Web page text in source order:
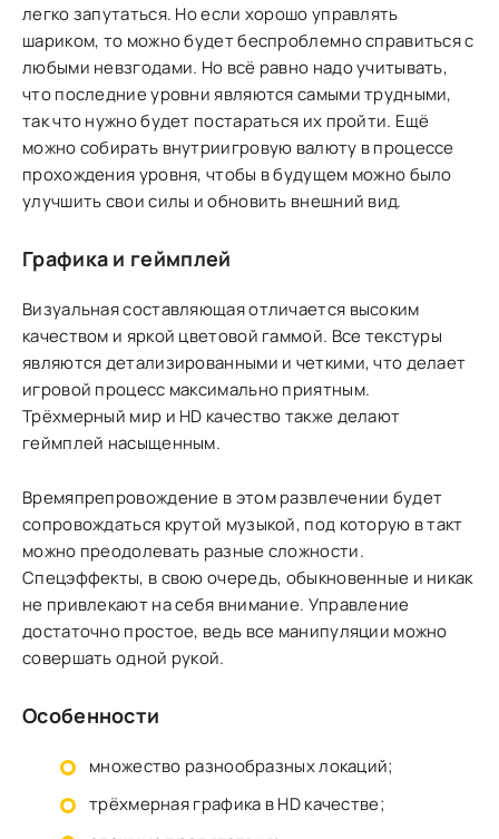
легко запутаться. Но если хорошо управлять
шариком, то можно будет беспроблемно справиться с
любыми невзгодами. Но всё равно надо учитывать,
что последние уровни являются самыми трудными,
так что нужно будет постараться их пройти. Ещё
можно собирать внутриигровую валюту в процессе
прохождения уровня, чтобы в будущем можно было
улучшить свои силы и обновить внешний вид.
Графика и геймплей
Визуальная составляющая отличается высоким
качеством и яркой цветовой гаммой. Все текстуры
являются детализированными и четкими, что делает
игровой процесс максимально приятным.
Трёхмерный мир и HD качество также делают
геймплей насыщенным.
Времяпрепровождение в этом развлечении будет
сопровождаться крутой музыкой, под которую в такт
можно преодолевать разные сложности.
Спецэффекты, в свою очередь, обыкновенные и никак
не привлекают на себя внимание. Управление
достаточно простое, ведь все манипуляции можно
совершать одной рукой.
Особенности
множество разнообразных локаций;
трёхмерная графика в HD качестве;